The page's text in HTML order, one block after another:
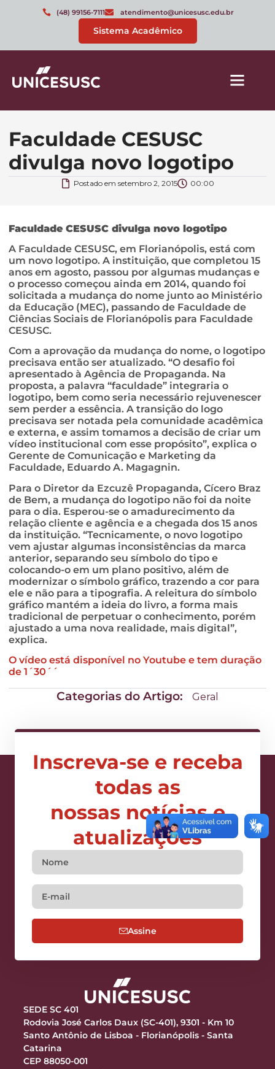
(48) 99156-7111 atendimento@unicesusc.edu.br
Sistema Acadêmico
Faculdade CESUSC
divulga novo logotipo
Postado em setembro 2, 2015 00:00
Faculdade CESUSC divulga novo logotipo
A Faculdade CESUSC, em Florianópolis, está com
um novo logotipo. A instituição, que completou 15
anos em agosto, passou por algumas mudanças e
o processo começou ainda em 2014, quando foi
solicitada a mudança do nome junto ao Ministério
da Educação (MEC), passando de Faculdade de
Ciências Sociais de Florianópolis para Faculdade
CESUSC.
Com a aprovação da mudança do nome, o logotipo
precisava então ser atualizado. “O desafio foi
apresentado à Agência de Propaganda. Na
proposta, a palavra “faculdade” integraria o
logotipo, bem como seria necessário rejuvenescer
sem perder a essência. A transição do logo
precisava ser notada pela comunidade acadêmica
e externa, e assim tomamos a decisão de criar um
vídeo institucional com esse propósito”, explica o
Gerente de Comunicação e Marketing da
Faculdade, Eduardo A. Magagnin.
Para o Diretor da Ezcuzê Propaganda, Cícero Braz
de Bem, a mudança do logotipo não foi da noite
para o dia. Esperou-se o amadurecimento da
relação cliente e agência e a chegada dos 15 anos
da instituição. “Tecnicamente, o novo logotipo
vem ajustar algumas inconsistências da marca
anterior, separando seu símbolo do tipo e
colocando-o em um plano positivo, além de
modernizar o símbolo gráfico, trazendo a cor para
ele e não para a tipografia. A releitura do símbolo
gráfico mantém a ideia do livro, a forma mais
tradicional de perpetuar o conhecimento, porém
ajustado a uma nova realidade, mais digital”,
explica.
O vídeo está disponível no Youtube e tem duração
de 1´30´´
Categorias do Artigo: Geral
Inscreva-se e receba
todas as
nossas notícias e
atualizações
Assine
SEDE SC 401
Rodovia José Carlos Daux (SC-401), 9301 - Km 10
Santo Antônio de Lisboa - Florianópolis - Santa
Catarina
CEP 88050-001